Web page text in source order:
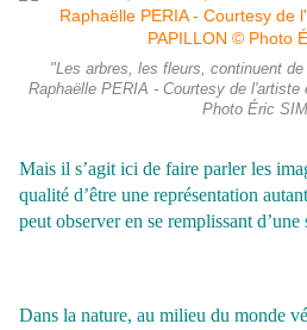
"Les arbres, les fleurs, continuent
Raphaëlle PERIA - Courtesy de
Photo Éric
Mais il s’agit ici de faire parler les
qualité d’être une représentation
peut observer en se remplissant d’une
Dans la nature, au milieu du monde